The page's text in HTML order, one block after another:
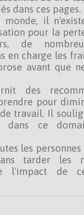
dans ces pages.
il
pour la
de
en charge les
avant que
des
pour
travail. Il
dans ce
les
tarder les
l'impact de